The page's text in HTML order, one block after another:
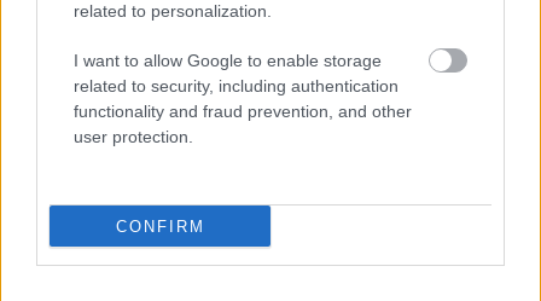
related to personalization.
I want to allow Google to enable storage
related to security, including authentication
functionality and fraud prevention, and other
user protection.
CONFIRM
ΔΥΠΑ: Ευκαιρία συνταξιοδότησης για
8.000 ανέργους άνω των 55 ετών –
Ξεκίνησαν οι αιτήσεις
ΥΠΕΣ: Προγραμματισμός προσλήψεων
2027 - Παρατείνεται το Β' Στάδιο